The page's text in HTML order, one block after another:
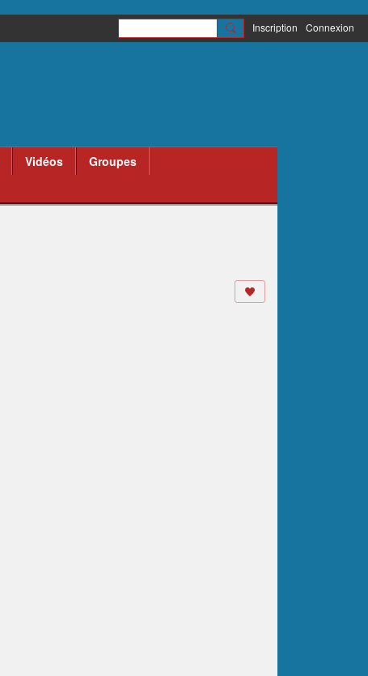
Inscription Connexion
Vidéos
Groupes